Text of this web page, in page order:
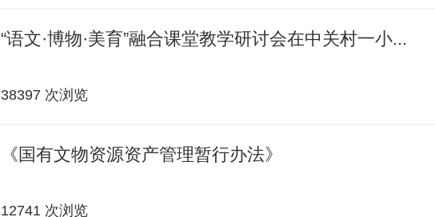
“语文·博物·美育”融合课堂教学研讨会在中关村一小...
38397 次浏览
《国有文物资源资产管理暂行办法》
12741 次浏览